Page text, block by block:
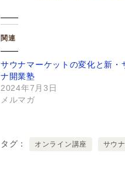
関連
サウナマーケットの変化と新・
ナ開業塾
2024年7月3日
メルマガ
タグ オンライン講座 サウ